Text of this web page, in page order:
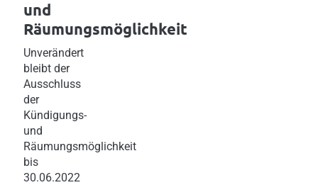
und
Räumungsmöglichkeit
Unverändert
bleibt der
Ausschluss
der
Kündigungs-
und
Räumungsmöglichkeit
bis
30.06.2022